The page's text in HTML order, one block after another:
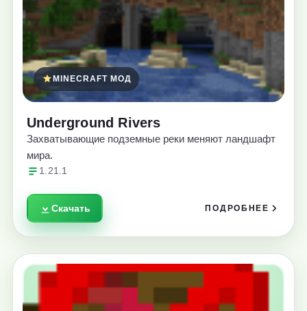
MINECRAFT МОД
Underground Rivers
Захватывающие подземные реки меняют ландшафт
мира.
1.21.1
Скачать ПОДРОБНЕЕ